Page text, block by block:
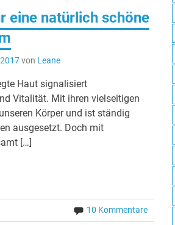
eine natürlich schöne
von Leane
Haut signalisiert
Vitalität. Mit ihren vielseitigen
Körper und ist ständig
ausgesetzt. Doch mit
[…]
10 Kommentare